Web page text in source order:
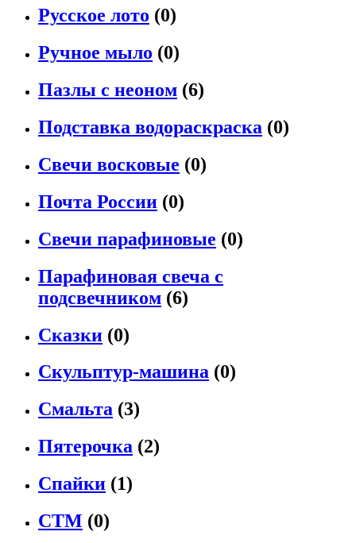
Русское лото (0)
Ручное мыло (0)
Пазлы с неоном (6)
Подставка водораскраска (0)
Свечи восковые (0)
Почта России (0)
Свечи парафиновые (0)
Парафиновая свеча с
подсвечником (6)
Сказки (0)
Скульптур-машина (0)
Смальта (3)
Пятерочка (2)
Спайки (1)
СТМ (0)